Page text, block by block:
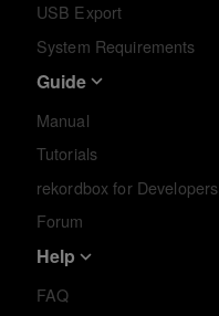
USB Export
System Requirements
Guide
Manual
Tutorials
rekordbox for Developers
Forum
Help
FAQ